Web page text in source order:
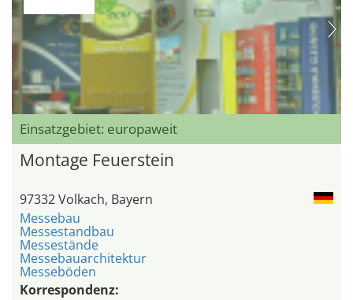
Einsatzgebiet: europaweit
Montage Feuerstein
97332 Volkach, Bayern
Messebau
Messestandbau
Messestände
Messebauarchitektur
Messeböden
Korrespondenz: